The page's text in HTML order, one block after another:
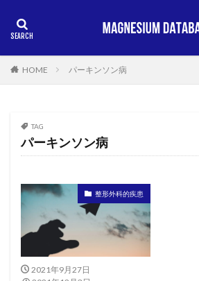
HOME パーキンソン病
TAG
パーキンソン病
整形外科的疾患
2021年9月27日